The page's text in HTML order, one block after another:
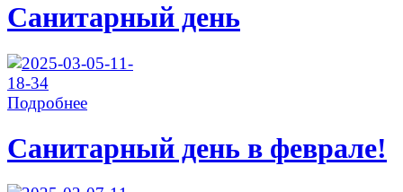
Санитарный день
Подробнее
Санитарный день в феврале!